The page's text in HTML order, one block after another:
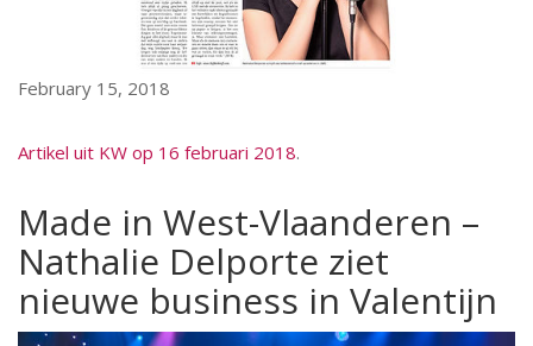
February 15, 2018
Artikel uit KW op 16 februari 2018.
Made in West-Vlaanderen –
Nathalie Delporte ziet
nieuwe business in Valentijn